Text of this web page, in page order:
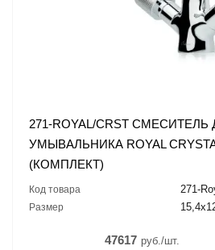
271-ROYAL/CRST СМЕСИТЕЛЬ
УМЫВАЛЬНИКА ROYAL
(КОМПЛЕКТ)
Код товара 271-
Размер
47617 руб./шт.